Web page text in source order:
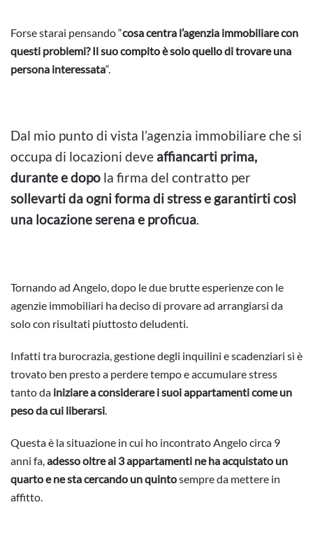
Forse starai pensando “cosa centra l’agenzia immobiliare con
questi problemi? Il suo compito è solo quello di trovare una
persona interessata“.
Dal mio punto di vista l’agenzia immobiliare che si
occupa di locazioni deve affiancarti prima,
durante e dopo la firma del contratto per
sollevarti da ogni forma di stress egarantirti così
una locazione serena e proficua.
Tornando ad Angelo, dopo le due brutte esperienze con le
agenzie immobiliari ha deciso di provare ad arrangiarsi da
solo con risultati piuttosto deludenti.
Infatti tra burocrazia, gestione degli inquilini e scadenziari sì è
trovato ben presto a perdere tempo e accumulare stress
tanto da iniziare a considerare i suoi appartamenti come un
peso da cui liberarsi.
Questa è la situazione in cui ho incontrato Angelo circa 9
anni fa,adesso oltre ai 3 appartamenti ne ha acquistato un
quarto e ne sta cercando un quintosempre da mettere in
affitto.